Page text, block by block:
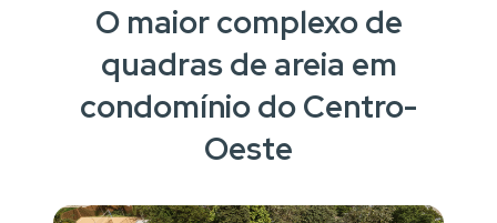
O maior complexo de
quadras de areia em
condomínio do Centro-
Oeste